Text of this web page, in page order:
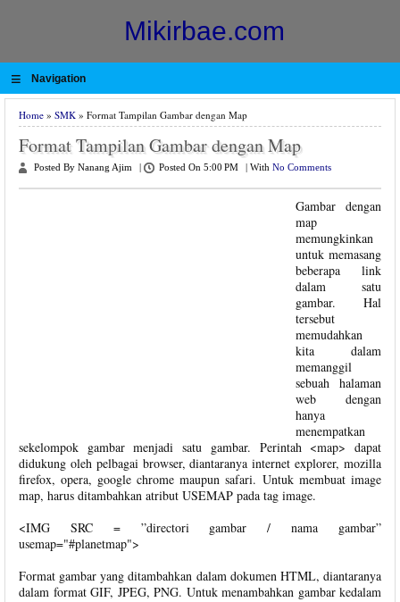
Mikirbae.com
≡ Navigation
Home » SMK » Format Tampilan Gambar dengan Map
Format Tampilan Gambar dengan Map
Posted By Nanang Ajim Posted On 5:00 PM With No Comments
Gambar dengan
map
memungkinkan
untuk memasang
beberapa link
dalam satu
gambar. Hal
tersebut
memudahkan
kita dalam
memanggil
sebuah halaman
web dengan
hanya
menempatkan
sekelompok gambar menjadi satu gambar. Perintah <map> dapat
didukung oleh pelbagai browser, diantaranya internet explorer, mozilla
firefox, opera, google chrome maupun safari. Untuk membuat image
map, harus ditambahkan atribut USEMAP pada tag image.
<IMG SRC = ”directori gambar / nama gambar”
usemap="#planetmap">
Format gambar yang ditambahkan dalam dokumen HTML, diantaranya
dalam format GIF, JPEG, PNG. Untuk menambahkan gambar kedalam